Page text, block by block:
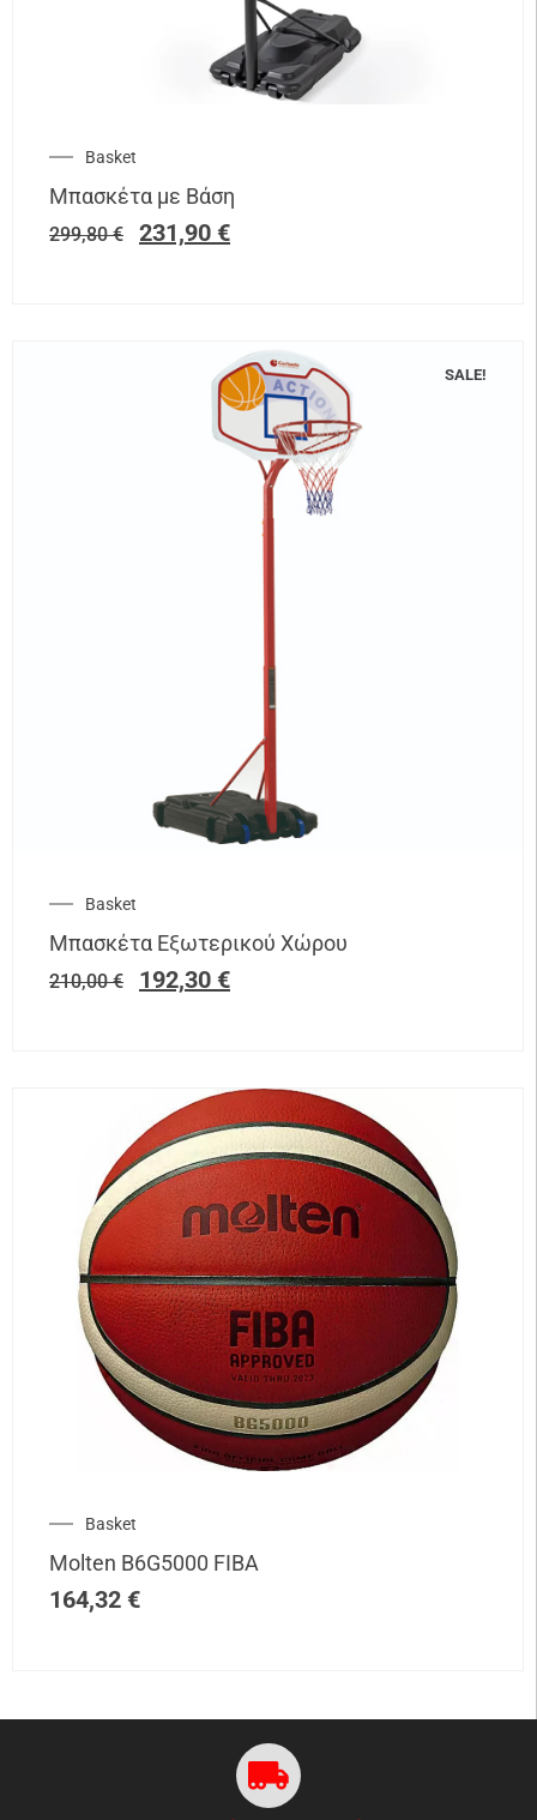
Basket
Μπασκέτα με Βάση
299,80€ 231,90 €
SALE!
Basket
Μπασκέτα Εξωτερικού Χώρου
210,00€ 192,30 €
Basket
Molten B6G5000 FIBA
164,32 €